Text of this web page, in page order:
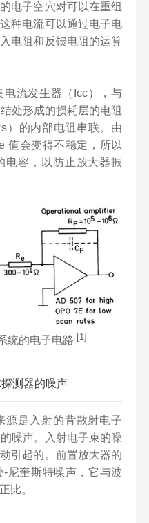
电子空穴对可以在重组
种电流可以通过电子电
电阻和反馈电阻的运算
流发生器（Icc），与
处形成的损耗层的电阻
）的内部电阻串联。由
值会变得不稳定，所以
电容，以防止放大器振
统的电子电路 [1]
测器的噪声
源是入射的背散射电子
噪声。入射电子束的噪
引起的。前置放大器的
尼奎斯特噪声，它与波
比。